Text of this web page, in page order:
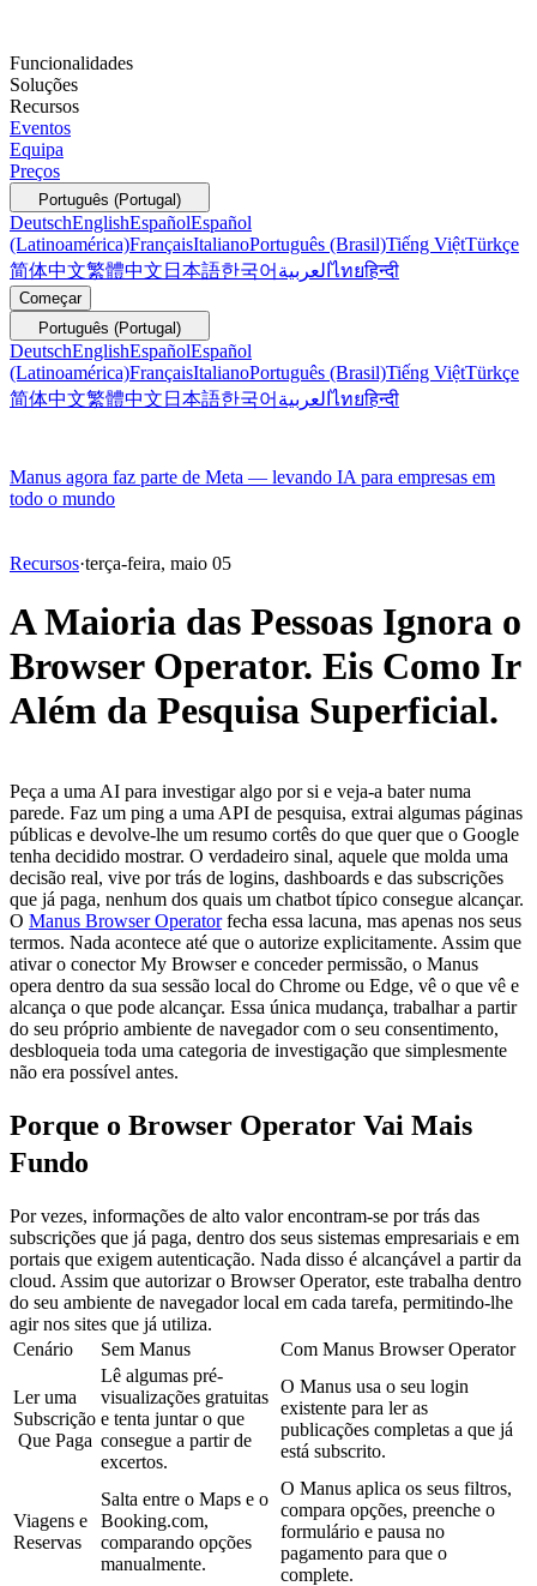
Funcionalidades
Soluções
Recursos
Eventos
Equipa
Preços
Português (Portugal)
DeutschEnglishEspañolEspañol
(Latinoamérica)FrançaisItalianoPortuguês (Brasil)Tiếng ViệtTürkçe
简体中文繁體中文 日本語한국어 العربيةไทยहिन्दी
Começar
Português (Portugal)
DeutschEnglishEspañolEspañol
(Latinoamérica)FrançaisItalianoPortuguês (Brasil)Tiếng ViệtTürkçe
简体中文繁體中文 日本語한국어 العربيةไทยहिन्दी
Manus agora faz parte de Meta — levando IA para empresas em
todo o mundo
Recursos·terça-feira, maio 05
A Maioria das Pessoas Ignora o
Browser Operator. Eis Como Ir
Além da Pesquisa Superficial.
Peça a uma AI para investigar algo por si e veja-a bater numa
parede. Faz um ping a uma API de pesquisa, extrai algumas páginas
públicas e devolve-lhe um resumo cortês do que quer que o Google
tenha decidido mostrar. O verdadeiro sinal, aquele que molda uma
decisão real, vive por trás de logins, dashboards e das subscrições
que já paga, nenhum dos quais um chatbot típico consegue alcançar.
O Manus Browser Operator fecha essa lacuna, mas apenas nos seus
termos. Nada acontece até que o autorize explicitamente. Assim que
ativar o conector My Browser e conceder permissão, o Manus
opera dentro da sua sessão local do Chrome ou Edge, vê o que vê e
alcança o que pode alcançar. Essa única mudança, trabalhar a partir
do seu próprio ambiente de navegador com o seu consentimento,
desbloqueia toda uma categoria de investigação que simplesmente
não era possível antes.
Porque o Browser Operator Vai Mais
Fundo
Por vezes, informações de alto valor encontram-se por trás das
subscrições que já paga, dentro dos seus sistemas empresariais e em
portais que exigem autenticação. Nada disso é alcançável a partir da
cloud. Assim que autorizar o Browser Operator, este trabalha dentro
do seu ambiente de navegador local em cada tarefa, permitindo-lhe
agir nos sites que já utiliza.
Cenário
Sem Manus Com Manus Browser Operator
Ler uma
Subscrição
Que Paga
Lê algumas pré-
visualizações gratuitas
e tenta juntar o que
consegue a partir de
excertos.
O Manus usa o seu login
existente para ler as
publicações completas a que já
está subscrito.
Viagens e
Reservas
Salta entre o Maps e o
Booking.com,
comparando opções
manualmente.
O Manus aplica os seus filtros,
compara opções, preenche o
formulário e pausa no
pagamento para que o
complete.